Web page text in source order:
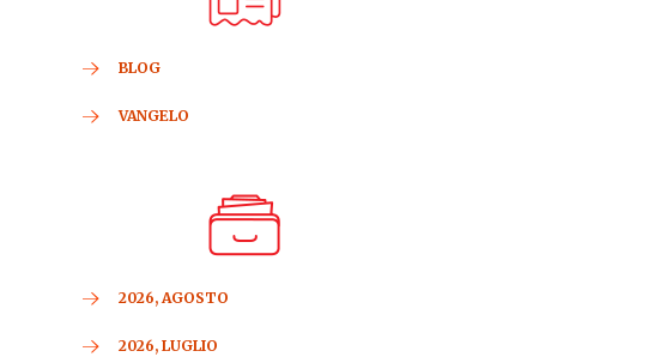
BLOG
VANGELO
2026, AGOSTO
2026, LUGLIO